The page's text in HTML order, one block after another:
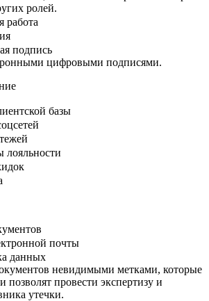
ролей.
работа
подпись
цифровыми подписями.
базы
почты
данных
невидимыми метками, которые
позволят провести экспертизу и
утечки.